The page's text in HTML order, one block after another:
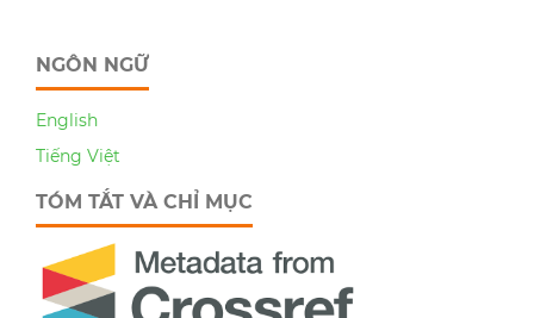
NGÔN NGỮ
English
Tiếng Việt
TÓM TẮT VÀ CHỈ MỤC